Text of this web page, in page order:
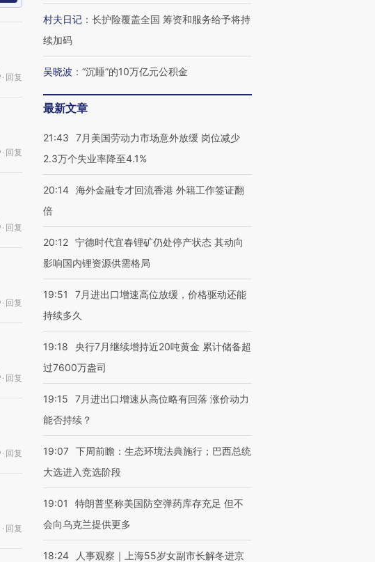
· 回复
· 回复
· 回复
· 回复
· 回复
· 回复
· 回复
村夫日记 ： 长护险覆盖全国 筹资和服务给予将持
续加码
吴晓波 ： “沉睡”的10万亿元公积金
最新文章
21:43
7月美国劳动力市场意外放缓 岗位减少
2.3万个失业率降至4.1%
20:14 海外金融专才回流香港 外籍工作签证翻
倍
20:12 宁德时代宜春锂矿仍处停产状态 其动向
影响国内锂资源供需格局
19:51
7月进出口增速高位放缓，价格驱动还能
持续多久
19:18
央行7月继续增持近20吨黄金 累计储备超
过7600万盎司
19:15
7月进出口增速从高位略有回落 涨价动力
能否持续？
19:07 下周前瞻：生态环境法典施行；巴西总统
大选进入竞选阶段
19:01
特朗普坚称美国防空弹药库存充足 但不
会向乌克兰提供更多
18:24
人事观察｜上海55岁女副市长解冬进京